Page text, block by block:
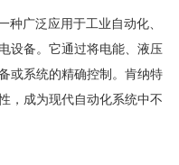
种广泛应用于工业自动化、
设备。它通过将电能、液压
或系统的精确控制。肯纳特
，成为现代自动化系统中不